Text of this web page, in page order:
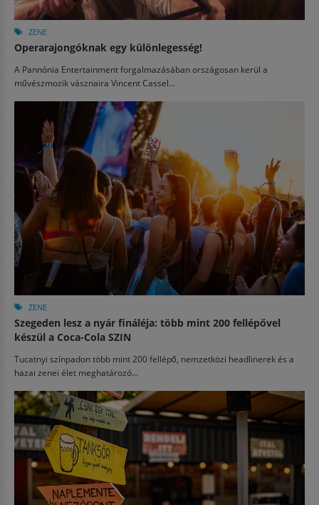
ZENE
Operarajongóknak egy különlegesség!
A Pannónia Entertainment forgalmazásában országosan kerül a
művészmozik vásznaira Vincent Cassel...
ZENE
Szegeden lesz a nyár fináléja: több mint 200 fellépővel
készül a Coca-Cola SZIN
Tucatnyi színpadon több mint 200 fellépő, nemzetközi headlinerek és a
hazai zenei élet meghatározó...